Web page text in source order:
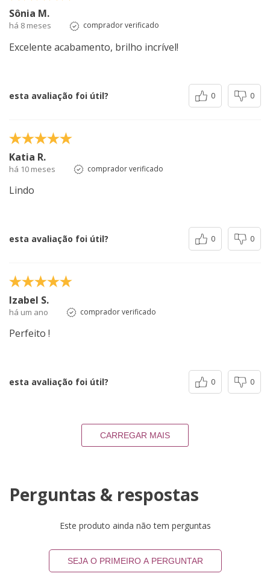
Sônia M.
há 8 meses comprador verificado
Excelente acabamento, brilho incrível!
esta avaliação foi útil? 0 0
Katia R.
há 10 meses comprador verificado
Lindo
esta avaliação foi útil? 0 0
Izabel S.
há um ano comprador verificado
Perfeito !
esta avaliação foi útil? 0 0
CARREGAR MAIS
Perguntas & respostas
Este produto ainda não tem perguntas
SEJA O PRIMEIRO A PERGUNTAR